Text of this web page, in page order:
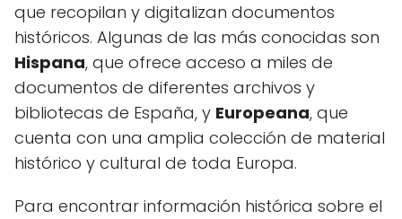
que recopilan y digitalizan documentos
históricos. Algunas de las más conocidas son
Hispana, que ofrece acceso a miles de
documentos de diferentes archivos y
bibliotecas de España, y Europeana, que
cuenta con una amplia colección de material
histórico y cultural de toda Europa.
Para encontrar información histórica sobre el